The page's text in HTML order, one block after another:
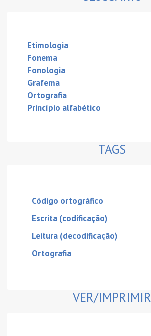
Etimologia
Fonema
Fonologia
Grafema
Ortografia
Princípio alfabético
TAGS
Código ortográfico
Escrita (codificação)
Leitura (decodificação)
Ortografia
VER/IMPRIMIR